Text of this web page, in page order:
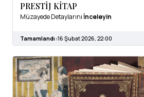
PRESTİJ KİTAP
Müzayede Detaylarını İnceleyin
Tamamlandı :16 Şubat 2026, 22:00